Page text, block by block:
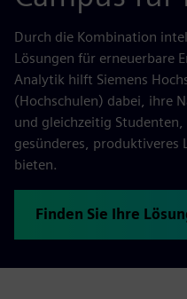
Durch die Kombination
Lösungen für erneuerbare
Analytik hilft Siemens
(Hochschulen) dabei, ihre
und gleichzeitig
gesünderes, produktiveres
bieten.
Finden Sie Ihre